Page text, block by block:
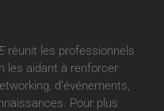
réunit les professionnels
les aidant à renforcer
d’événements,
Pour plus